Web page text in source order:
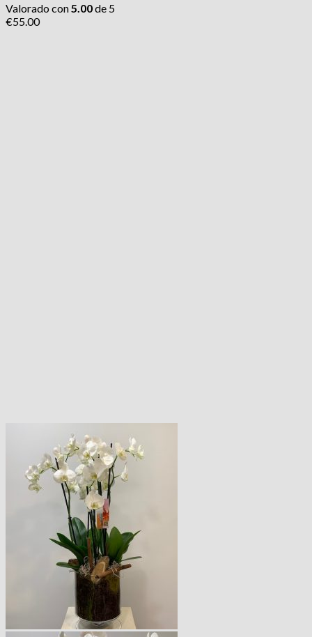
Valorado con 5.00de 5
€55.00